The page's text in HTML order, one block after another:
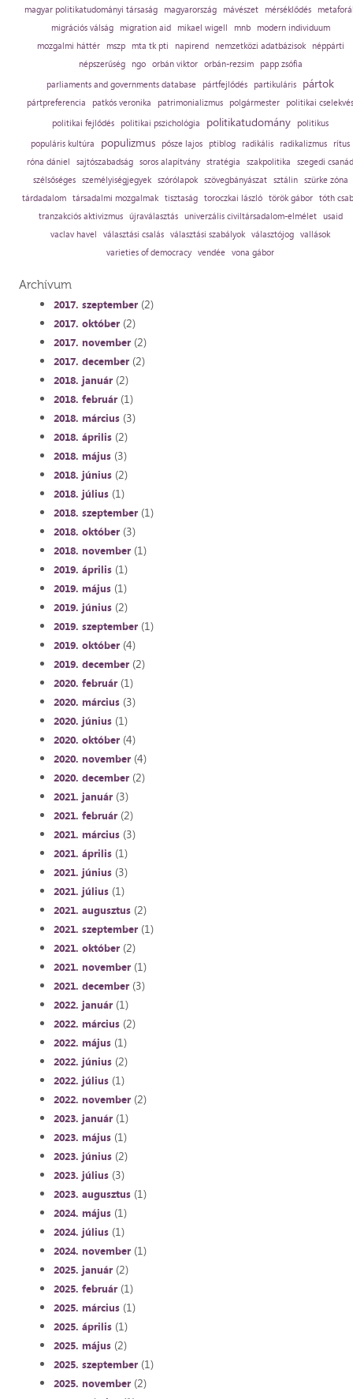
magyar politikatudományi társaság
magyarország mávészet mérséklődés
migrációs válság
migration aid mikael wigell mnb
modern individuum
mozgalmi háttér
mszp mta tk pti napirend nemzetközi adatbázisok
néppárti
népszerűség
ngo orbán viktor orbán-rezsim
papp zsófia
parliaments and governments database
pártfejlődés partikuláris pártok
pártpreferencia patkós veronika patrimonializmus polgármester
politikai
politikai fejlődés
politikai pszichológia politikatudomány
politikus
populáris kultúra
populizmus pősze lajos ptiblog radikális radikalizmus
rítus
róna dániel
sajtószabadság soros alapítvány stratégia szakpolitika
szegedi
szélsőséges
személyiségjegyek szórólapok szövegbányászat sztálin
szürke zóna
tárdadalom társadalmi mozgalmak tisztaság toroczkai lászló török gábor tóth
tranzakciós aktivizmus
újraválasztás univerzális civiltársadalom-elmélet
usaid
vaclav havel
választási csalás választási szabályok választójog vallások
varieties of democracy vendée vona gábor
Archívum
2017. szeptember(2)
2017. október(2)
2017. november(2)
2017. december(2)
2018. január(2)
2018. február(1)
2018. március(3)
2018. április(2)
2018. május(3)
2018. június(2)
2018. július(1)
2018. szeptember(1)
2018. október(3)
2018. november(1)
2019. április(1)
2019. május(1)
2019. június(2)
2019. szeptember(1)
2019. október(4)
2019. december(2)
2020. február(1)
2020. március(3)
2020. június(1)
2020. október(4)
2020. november(4)
2020. december(2)
2021. január(3)
2021. február(2)
2021. március(3)
2021. április(1)
2021. június(3)
2021. július(1)
2021. augusztus(2)
2021. szeptember(1)
2021. október(2)
2021. november(1)
2021. december(3)
2022. január(1)
2022. március(2)
2022. május(1)
2022. június(2)
2022. július(1)
2022. november(2)
2023. január(1)
2023. május(1)
2023. június(2)
2023. július(3)
2023. augusztus(1)
2024. május(1)
2024. július(1)
2024. november(1)
2025. január(2)
2025. február(1)
2025. március(1)
2025. április(1)
2025. május(2)
2025. szeptember(1)
2025. november(2)